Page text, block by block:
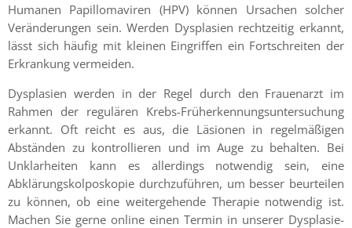
Humanen Papillomaviren (HPV) können Ursachen solcher
Veränderungen sein. Werden Dysplasien rechtzeitig erkannt,
lässt sich häufig mit kleinen Eingriffen ein Fortschreiten der
Erkrankung vermeiden.
Dysplasien werden in der Regel durch den Frauenarzt im
Rahmen der regulären Krebs-Früherkennungsuntersuchung
erkannt. Oft reicht es aus, die Läsionen in regelmäßigen
Abständen zu kontrollieren und im Auge zu behalten. Bei
Unklarheiten kann es allerdings notwendig sein, eine
Abklärungskolposkopie durchzuführen, um besser beurteilen
zu können, ob eine weitergehende Therapie notwendig ist.
Machen Sie gerne online einen Termin in unserer Dysplasie-